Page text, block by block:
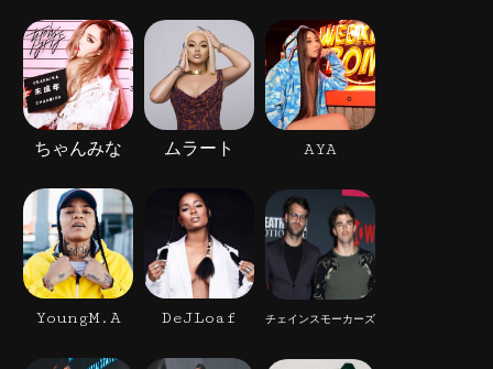
ちゃんみな ムラート AYA
YoungM.A DeJLoaf チェインスモーカーズ